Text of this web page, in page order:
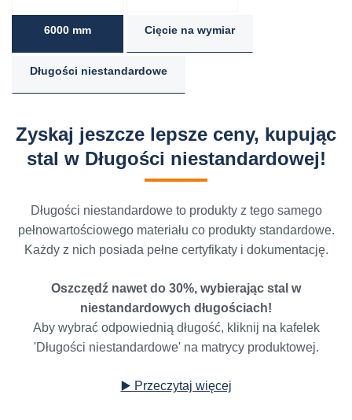
6000 mm Cięcie na wymiar
Długości niestandardowe
Zyskaj jeszcze lepsze ceny, kupując
stal w Długości niestandardowej!
Długości niestandardowe to produkty z tego samego
pełnowartościowego materiału co produkty standardowe.
Każdy z nich posiada pełne certyfikaty i dokumentację.
Oszczędź nawet do 30%, wybierając stal w
niestandardowych długościach!
Aby wybrać odpowiednią długość, kliknij na kafelek
'Długości niestandardowe' na matrycy produktowej.
▶️ Przeczytaj więcej